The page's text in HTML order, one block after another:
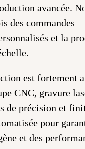
avancée.
des commandes
et la
est fortement
CNC, gravure
de précision et
pour
et des